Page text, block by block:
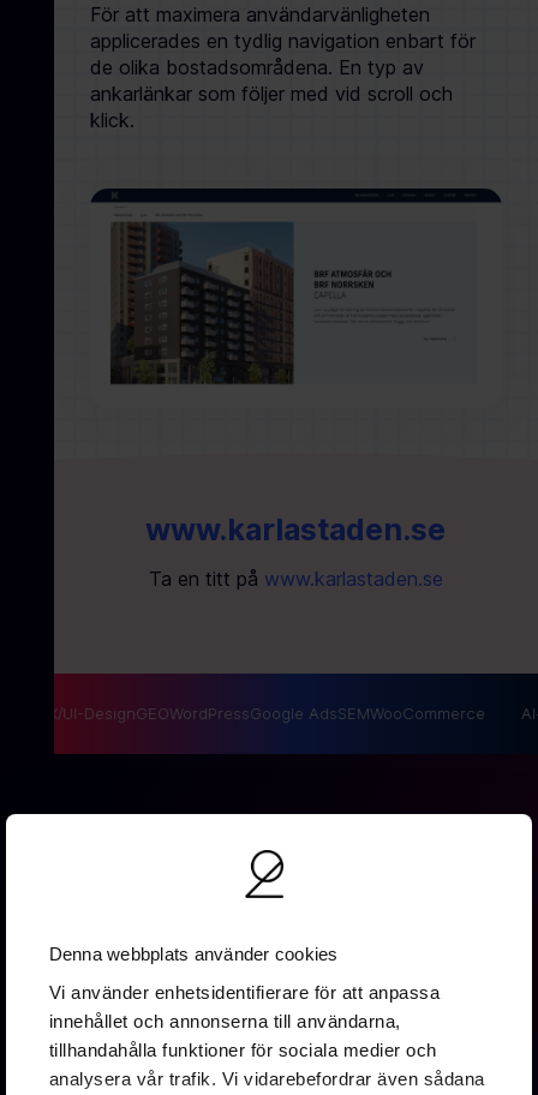
Denna webbplats använder cookies
Vi använder enhetsidentifierare för att anpassa
innehållet och annonserna till användarna,
tillhandahålla funktioner för sociala medier och
analysera vår trafik. Vi vidarebefordrar även sådana
För att maximera användarvänligheten
applicerades en tydlig navigation enbart för
de olika bostadsområdena. En typ av
ankarlänkar som följer med vid scroll och
klick.
www.karlastaden.se
Ta en titt på www.karlastaden.se
UX/UI-DesignGEOWordPressGoogle AdsSEMWooCommerce
411 16 Göteborg
0737 16 67 88
info@2creative.se